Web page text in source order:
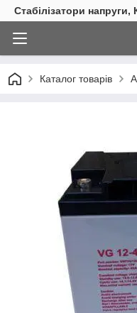
Стабілізатори
Каталог товарів